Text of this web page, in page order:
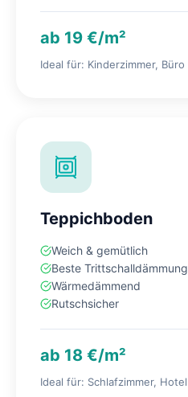
ab 19 €/m²
Ideal für: Kinderzimmer, Büro
Teppichboden
Weich & gemütlich
Beste Trittschalldämmung
Wärmedämmend
Rutschsicher
ab 18 €/m²
Ideal für: Schlafzimmer, Hotel